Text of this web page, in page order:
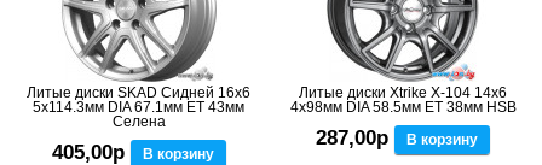
Литые диски SKAD Сидней 16x6
5x114.3мм DIA 67.1мм ET 43мм
Селена
405,00р В корзину
Литые диски Xtrike X-104 14x6
4x98мм DIA 58.5мм ET 38мм HSB
287,00р В корзину